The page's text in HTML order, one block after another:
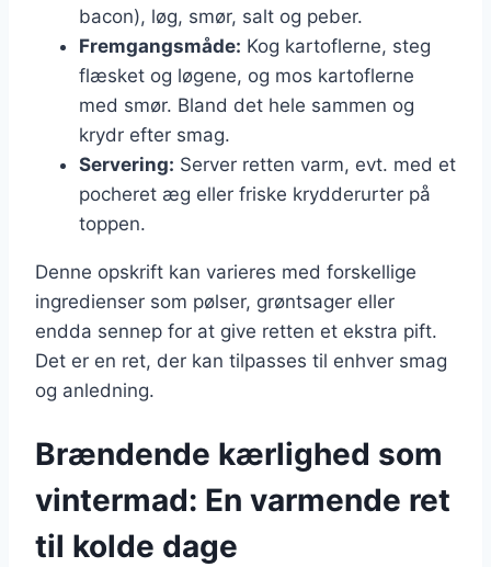
bacon), løg, smør, salt og peber.
Fremgangsmåde: Kog kartoflerne, steg
flæsket og løgene, og mos kartoflerne
med smør. Bland det hele sammen og
krydr efter smag.
Servering: Server retten varm, evt. med et
pocheret æg eller friske krydderurter på
toppen.
Denne opskrift kan varieres med forskellige
ingredienser som pølser, grøntsager eller
endda sennep for at give retten et ekstra pift.
Det er en ret, der kan tilpasses til enhver smag
og anledning.
Brændende kærlighed som
vintermad: En varmende ret
til kolde dage